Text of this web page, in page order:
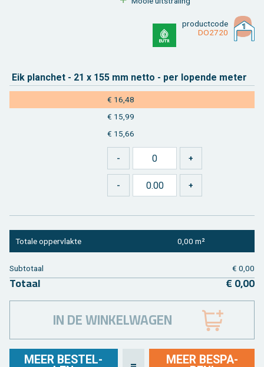
product­code
DO2720
Eik plan­chet - 21 x 155 mm netto - per lo­pen­de meter
€ 16,48
€ 15,99
€ 15,66
MEER BE­STEL­
MEER BE­SPA­
To­ta­le op­per­vlak­te 0,00 m²
Sub­to­taal € 0,00
To­taal € 0,00
IN DE WINKELWAGEN